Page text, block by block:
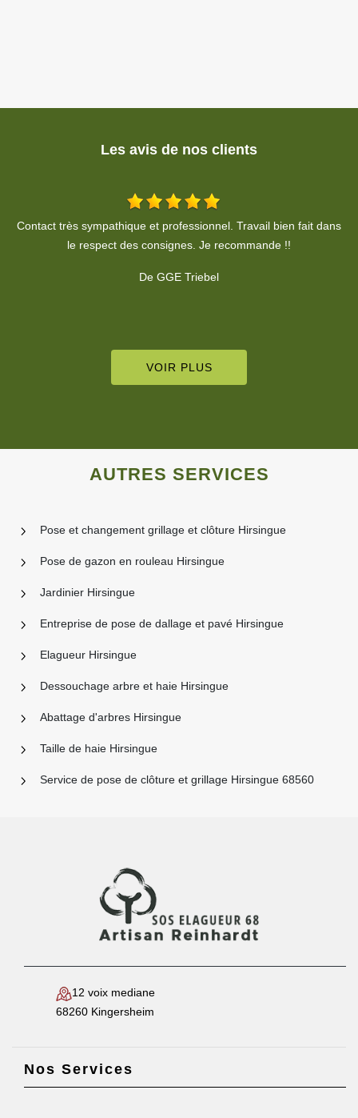
Les avis de nos clients
De Sandy Lama
VOIR PLUS
AUTRES SERVICES
Pose et changement grillage et clôture Hirsingue
Pose de gazon en rouleau Hirsingue
Jardinier Hirsingue
Entreprise de pose de dallage et pavé Hirsingue
Elagueur Hirsingue
Dessouchage arbre et haie Hirsingue
Abattage d'arbres Hirsingue
Taille de haie Hirsingue
Service de pose de clôture et grillage Hirsingue 68560
12 voix mediane
68260 Kingersheim
Nos Services